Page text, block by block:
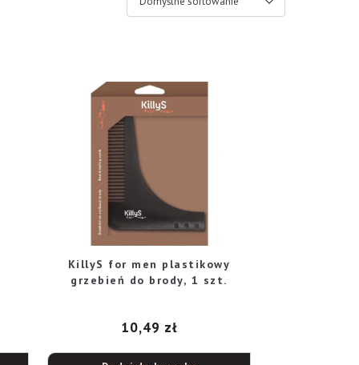
KillyS for men plastikowy
grzebień do brody, 1 szt.
10,49 zł